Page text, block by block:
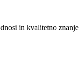
in kvalitetno znanje